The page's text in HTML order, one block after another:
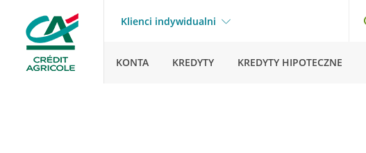
Klienci indywidualni
KONTA KREDYTY KREDYTY HIPOTECZNE